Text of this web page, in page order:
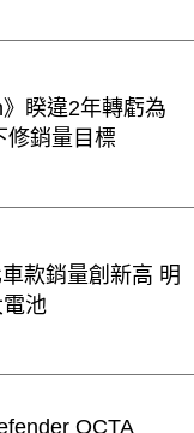
睽違2年轉虧為
修銷量目標
款銷量創新高 明
池
OCTA